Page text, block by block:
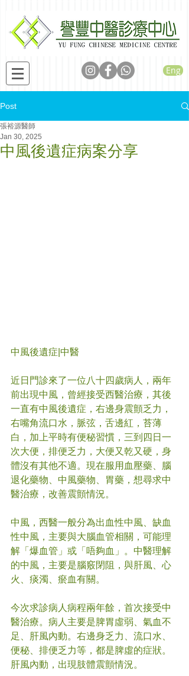
Eng
Post
中風後遺症病案分享
張裕源醫師
Jan 30, 2025
中風後遺症 |中醫
近日門診來了一位八十四歲病人，兩年
前出現中風，曾經接受西醫治療，其後
一直有中風後遺症，右邊身震顫乏力，
右嘴角流口水，脈弦，舌邊紅，苔薄
白，加上平時有便秘習慣，三到四日一
次大便，排便乏力，大便又乾又硬，身
體沒有其他不適。現在服用血壓藥、腦
退化藥物、中風藥物、胃藥，想尋求中
醫治療，改善震顫情況。
中風，西醫一般分為出血性中風、缺血
性中風，主要與大腦血管相關，可能理
解「爆血管」或「唔夠血」。中醫理解
的中風，主要是腦竅閉阻，與肝風、心
火、痰濁、瘀血有關。
今次求診病人病程兩年餘，首次接受中
醫治療。病人主要是脾胃虛弱、氣血不
足、肝風內動。右邊身乏力、流口水、
便秘、排便乏力等，都是脾虛的症狀。
肝風內動，出現肢體震顫情況。